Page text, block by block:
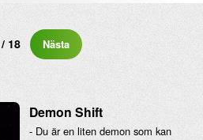
18 Nästa
Demon Shift
- Du är en liten demon som kan